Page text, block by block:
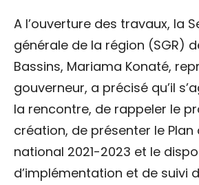
A l’ouverture des travaux, la
générale de la région (SGR)
Bassins, Mariama Konaté,
gouverneur, a précisé qu’il
la rencontre, de rappeler le
création, de présenter le Plan
national 2021-2023 et le
d’implémentation et de suivi